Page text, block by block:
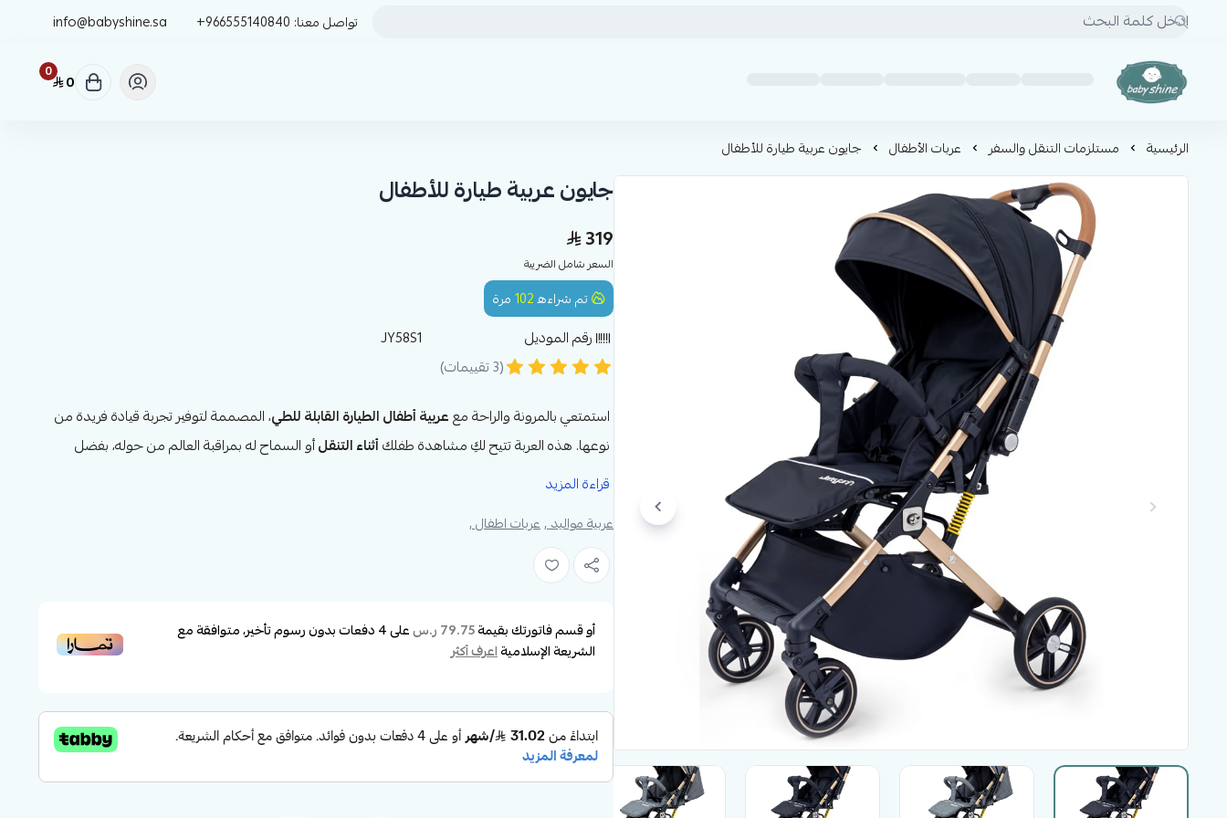
تواصل معنا: +966555140840
info@babyshine.sa
BABY SHINE
0 0
الرئيسية مستلزمات التنقل والسفر عربات الأطفال جايون عربية طيارة للأطفال
جايون عربية طيارة للأطفال
(3 تقييمات)
السعر شامل الضريبة
319
استمتعي بالمرونة والراحة مععربية أطفال الطيارة القابلة للطي، المصممة لتوفير تجربة قيادة فريدة من
نوعها. هذه العربة تتيح لكِ مشاهدة طفلكأثناء التنقلأو السماح له بمراقبة العالم من حوله، بفضل
خاصية القيادة في كلا الاتجاهين
مواصفات عربية أطفال
المنتج: عربية أطفال
التصميم
الفرامل: خلفية لضمان سلامة إضافية.
التخزين: سهل الطي لتتناسب مع متطلبات السفر.
العمر: من عمر الولادة إلى 4 سنوات.
المرونة: فتح وإغلاق بسهولة كبيرة.
قراءة المزيد
عربية مواليد ,عربات اطفال ,
تم شراءه102مرة
رقم الموديل JY58S1
أو قسم فاتورتك بقيمة79.75 ر.س على4دفعات بدون رسوم تأخير، متوافقة مع
الشريعة الإسلاميةاعرف أكثر